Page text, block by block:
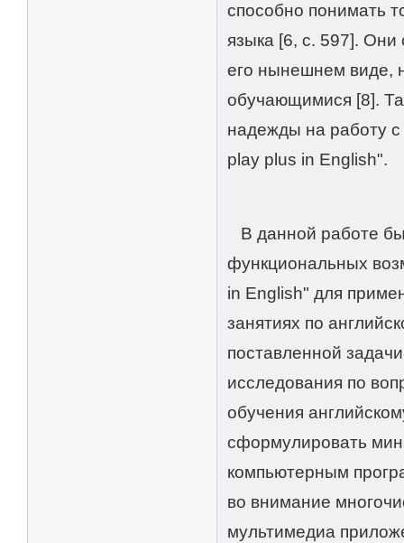
способно понимать
языка [6, с. 597].
его нынешнем виде,
обучающимися [8].
надежды на работу
play plus in English".
В данной работе
функциональных
in English" для
занятиях по
поставленной
исследования по
обучения
сформулировать
компьютерным
во внимание
мультимедиа